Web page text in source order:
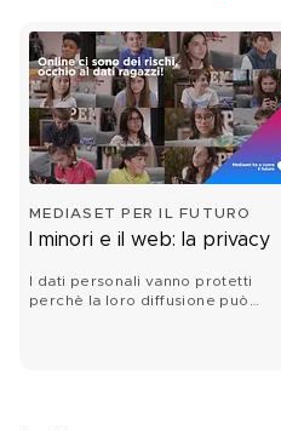
MEDIASET PER IL FUTURO
I minori e il web: la privacy
I dati personali vanno protetti
perchè la loro diffusione può